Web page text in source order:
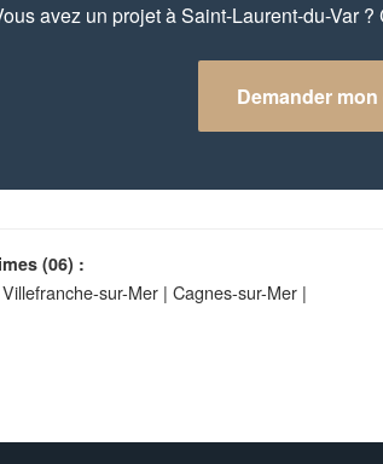
avez un projet à Saint-Laurent-du-Var
Demander
(06) :
Villefranche-sur-Mer | Cagnes-sur-Mer |